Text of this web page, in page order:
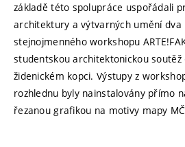
základě této spolupráce uspořádali
architektury a výtvarných umění dva
stejnojmenného workshopu
studentskou architektonickou soutěž
židenickém kopci. Výstupy z
rozhlednu byly nainstalovány přímo
řezanou grafikou na motivy mapy